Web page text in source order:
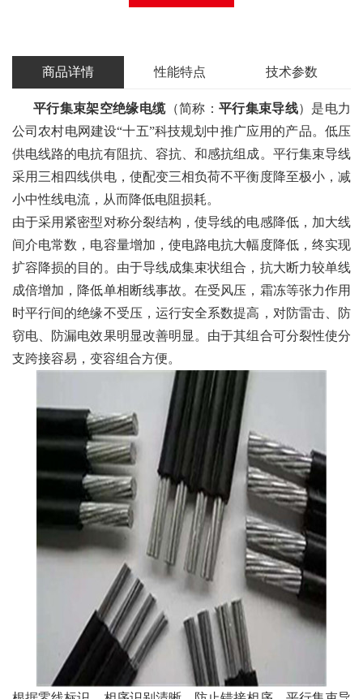
商品详情 性能特点 技术参数
平行集束架空绝缘电缆（简称： 平行集束导线）是电力
公司农村电网建设“十五”科技规划中推广应用的产品。低压
供电线路的电抗有阻抗、容抗、和感抗组成。平行集束导线
采用三相四线供电，使配变三相负荷不平衡度降至极小，减
小中性线电流，从而降低电阻损耗。
由于采用紧密型对称分裂结构，使导线的电感降低，加大线
间介电常数，电容量增加，使电路电抗大幅度降低，终实现
扩容降损的目的。由于导线成集束状组合，抗大断力较单线
成倍增加，降低单相断线事故。在受风压，霜冻等张力作用
时平行间的绝缘不受压，运行安全系数提高，对防雷击、防
窃电、防漏电效果明显改善明显。由于其组合可分裂性使分
支跨接容易，变容组合方便。